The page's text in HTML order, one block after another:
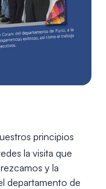
principios
la visita que
y la
departamento de